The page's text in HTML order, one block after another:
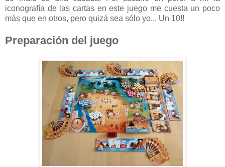
iconografía de las cartas en este juego me cuesta un poco
más que en otros, pero quizá sea sólo yo... Un 10!!
Preparación del juego